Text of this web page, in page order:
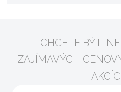
CHCETE BÝT
ZAJÍMAVÝCH